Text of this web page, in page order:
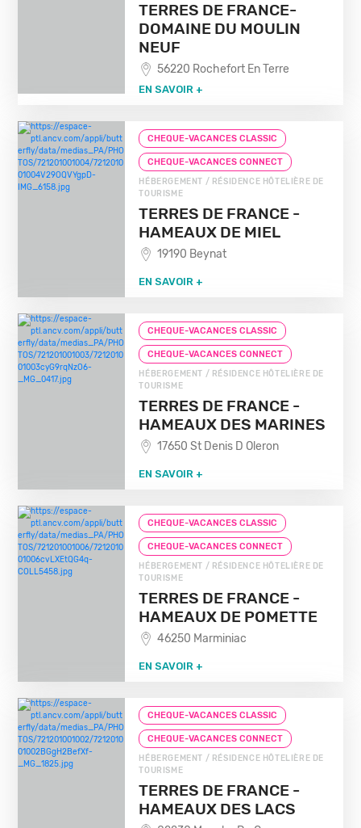
TERRES DE FRANCE-
DOMAINE DU MOULIN
NEUF
56220 Rochefort En Terre
EN SAVOIR +
CHEQUE-VACANCES CLASSIC
CHEQUE-VACANCES CONNECT
HÉBERGEMENT / RÉSIDENCE HÔTELIÈRE DE
TOURISME
TERRES DE FRANCE -
HAMEAUX DE MIEL
19190 Beynat
EN SAVOIR +
CHEQUE-VACANCES CLASSIC
CHEQUE-VACANCES CONNECT
HÉBERGEMENT / RÉSIDENCE HÔTELIÈRE DE
TOURISME
TERRES DE FRANCE -
HAMEAUX DES MARINES
17650 St Denis D Oleron
EN SAVOIR +
CHEQUE-VACANCES CLASSIC
CHEQUE-VACANCES CONNECT
HÉBERGEMENT / RÉSIDENCE HÔTELIÈRE DE
TOURISME
TERRES DE FRANCE -
HAMEAUX DE POMETTE
46250 Marminiac
EN SAVOIR +
CHEQUE-VACANCES CLASSIC
CHEQUE-VACANCES CONNECT
HÉBERGEMENT / RÉSIDENCE HÔTELIÈRE DE
TOURISME
TERRES DE FRANCE -
HAMEAUX DES LACS